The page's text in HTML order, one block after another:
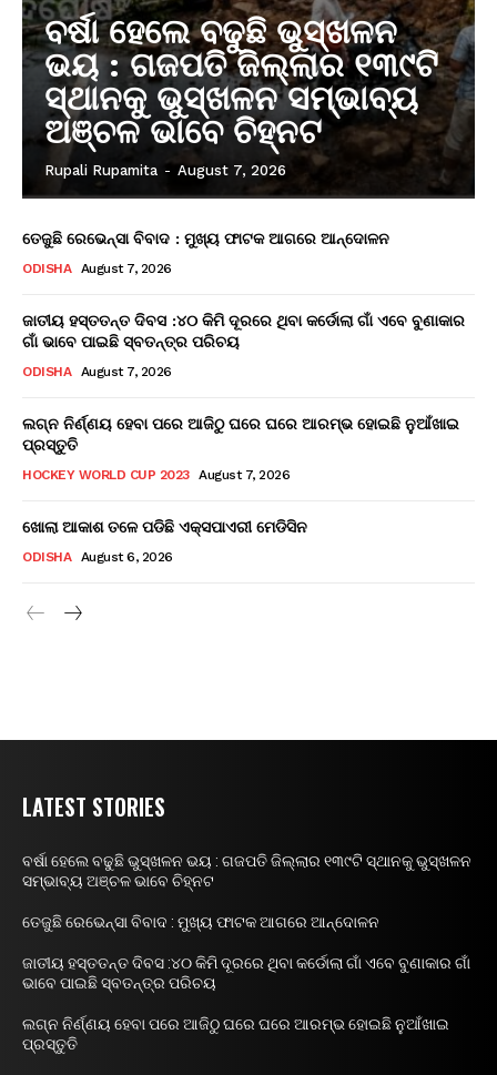
ବର୍ଷା ହେଲେ ବଢୁଛି ଭୁସ୍ଖଳନ
ଭୟ : ଗଜପତି ଜିଲ୍ଲାର ୧୩୯ଟି
ସ୍ଥାନକୁ ଭୁସ୍ଖଳନ ସମ୍ଭାବ୍ୟ
ଅଞ୍ଚଳ ଭାବେ ଚିହ୍ନଟ
Rupali Rupamita - August 7, 2026
ତେଜୁଛି ରେଭେନ୍ସା ବିବାଦ : ମୁଖ୍ୟ ଫାଟକ ଆଗରେ ଆନ୍ଦୋଳନ
ODISHA August 7, 2026
ଜାତୀୟ ହସ୍ତତନ୍ତ ଦିବସ :୪୦ କିମି ଦୂରରେ ଥିବା କର୍ଡୋଲା ଗାଁ ଏବେ ବୁଣାକାର
ଗାଁ ଭାବେ ପାଇଛି ସ୍ବତନ୍ତ୍ର ପରିଚୟ
ODISHA August 7, 2026
ଲଗ୍ନ ନିର୍ଣ୍ଣୟ ହେବା ପରେ ଆଜିଠୁ ଘରେ ଘରେ ଆରମ୍ଭ ହୋଇଛି ନୁଆଁଖାଇ
ପ୍ରସ୍ତୁତି
HOCKEY WORLD CUP 2023 August 7, 2026
ଖୋଲା ଆକାଶ ତଳେ ପଡିଛି ଏକ୍ସପାଏରୀ ମେଡିସିନ
ODISHA August 6, 2026
LATEST STORIES
ବର୍ଷା ହେଲେ ବଢୁଛି ଭୁସ୍ଖଳନ ଭୟ : ଗଜପତି ଜିଲ୍ଲାର ୧୩୯ଟି ସ୍ଥାନକୁ ଭୁସ୍ଖଳନ
ସମ୍ଭାବ୍ୟ ଅଞ୍ଚଳ ଭାବେ ଚିହ୍ନଟ
ତେଜୁଛି ରେଭେନ୍ସା ବିବାଦ : ମୁଖ୍ୟ ଫାଟକ ଆଗରେ ଆନ୍ଦୋଳନ
ଜାତୀୟ ହସ୍ତତନ୍ତ ଦିବସ :୪୦ କିମି ଦୂରରେ ଥିବା କର୍ଡୋଲା ଗାଁ ଏବେ ବୁଣାକାର ଗାଁ
ଭାବେ ପାଇଛି ସ୍ବତନ୍ତ୍ର ପରିଚୟ
ଲଗ୍ନ ନିର୍ଣ୍ଣୟ ହେବା ପରେ ଆଜିଠୁ ଘରେ ଘରେ ଆରମ୍ଭ ହୋଇଛି ନୁଆଁଖାଇ
ପ୍ରସ୍ତୁତି